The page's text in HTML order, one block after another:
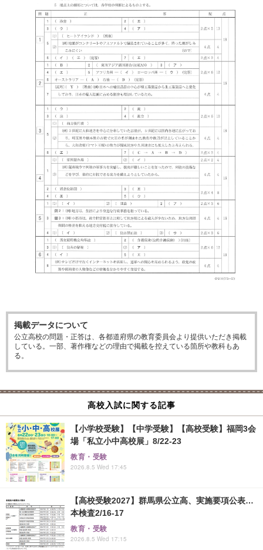
掲載データについて
公立高校の問題・正答は、各都道府県の教育委員会より提供いただき掲載
している。一部、著作権などの理由で掲載を控えている箇所や教科もあ
る。
高校入試に関する記事
【小学校受験】【中学受験】【高校受験】福岡3会
場「私立小中高校展」8/22-23
教育・受験
2026.8.5 Wed 17:45
【高校受験2027】群馬県公立高、実施要項公表…
本検査2/16-17
教育・受験
2026.8.5 Wed 17:15